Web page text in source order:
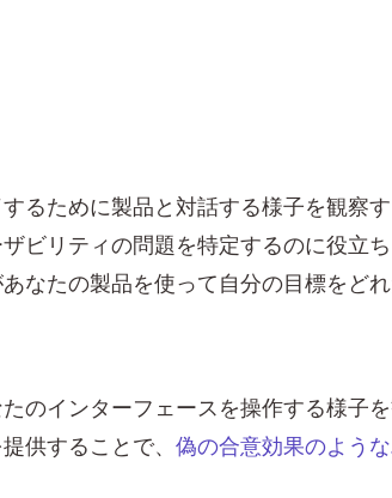
るために製品と対話する様子を観察
リティの問題を特定するのに役立
なたの製品を使って自分の目標をど
のインターフェースを操作する様子
供することで、 偽の合意効果のよう